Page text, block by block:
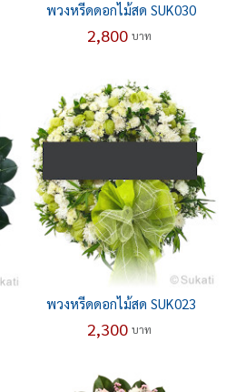
พวงหรีดดอกไม้สด SUK030
2,800 บาท
พวงหรีดดอกไม้สด SUK023
2,300 บาท